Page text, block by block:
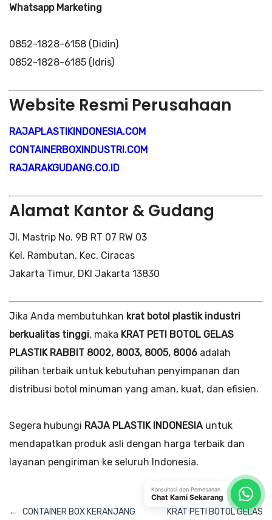
Whatsapp Marketing
0852-1828-6158 (Didin)
0852-1828-6185 (Idris)
Website Resmi Perusahaan
RAJAPLASTIKINDONESIA.COM
CONTAINERBOXINDUSTRI.COM
RAJARAKGUDANG.CO.ID
Alamat Kantor & Gudang
Jl. Mastrip No. 9B RT 07 RW 03
Kel. Rambutan, Kec. Ciracas
Jakarta Timur, DKI Jakarta 13830
Jika Anda membutuhkan krat botol plastik industri
berkualitas tinggi, maka KRAT PETI BOTOL GELAS
PLASTIK RABBIT 8002, 8003, 8005, 8006 adalah
pilihan terbaik untuk kebutuhan penyimpanan dan
distribusi botol minuman yang aman, kuat, dan efisien.
Segera hubungi RAJA PLASTIK INDONESIA untuk
mendapatkan produk asli dengan harga terbaik dan
layanan pengiriman ke seluruh Indonesia.
Navigasi
CONTAINER BOX KERANJANG KRAT PETI BOTOL GELAS
Konsultasi dan Pemesanan
Chat Kami Sekarang